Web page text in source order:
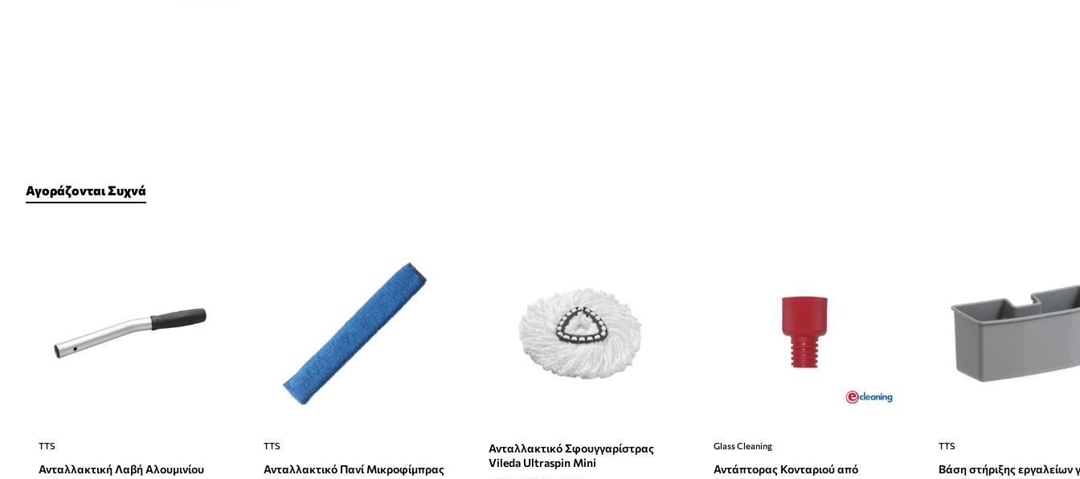
Αγοράζονται Συχνά
TTS
Ανταλλακτική Λαβή Αλουμινίου
TTS
Ανταλλακτικό Πανί Μικροφίμπρας
Ανταλλακτικό Σφουγγαρίστρας
Vileda Ultraspin Mini
Glass Cleaning
Αντάπτορας Κονταριού από
TTS
Βάση στήριξης εργαλείων